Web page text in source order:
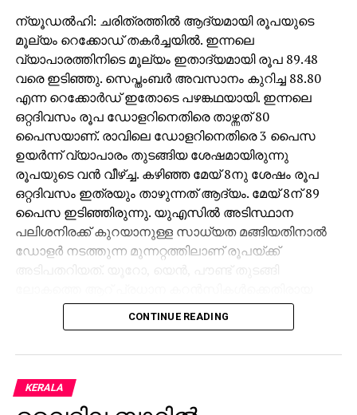
ന്യൂഡല്‍ഹി: ചരിത്രത്തില്‍ ആദ്യമായി രൂപയുടെ
മൂല്യം റെക്കോഡ് തകര്‍ച്ചയില്‍. ഇന്നലെ
വ്യാപാരത്തിനിടെ മൂല്യം ഇതാദ്യമായി രൂപ 89.48
വരെ ഇടിഞ്ഞു. സെപ്തംബര്‍ അവസാനം കുറിച്ച 88.80
എന്ന റെക്കോര്‍ഡ് ഇതോടെ പഴങ്കഥയായി. ഇന്നലെ
ഒറ്റദിവസം രൂപ ഡോളറിനെതിരെ താഴ്ന്നത് 80
പൈസയാണ്. രാവിലെ ഡോളറിനെതിരെ 3 പൈസ
ഉയര്‍ന്ന് വ്യാപാരം തുടങ്ങിയ ശേഷമായിരുന്നു
രൂപയുടെ വന്‍ വീഴ്ച്ച. കഴിഞ്ഞ മേയ് 8നു ശേഷം രൂപ
ഒറ്റദിവസം ഇത്രയും താഴുന്നത് ആദ്യം. മേയ് 8ന് 89
പൈസ ഇടിഞ്ഞിരുന്നു. യുഎസില്‍ അടിസ്ഥാന
പലിശനിരക്ക് കുറയാനുള്ള സാധ്യത മങ്ങിയതിനാല്‍
ഡോളര്‍ നടത്തുന്ന മുന്നറ്റത്തിലാണ് രൂപയ്ക്ക്
യു.എസ് ഡോളര്‍ ഇന്‍ഡക്‌സ് ഏതാനും ദിവസങ്ങള്‍ക്ക്
മുമ്പുവരെ 98ല്‍ ആയിരുന്നത് ഇപ്പോള്‍ 100ന്
പലിശനിരക്ക് കുറയ്ക്കാന്‍ സാധ്യത ഇല്ല. ഇന്ത്യന്‍
ഓഹരി വിപണികള്‍ നേരിട്ട തളര്‍ച്ചയും വിദേശ
CONTINUE READING
KERALA